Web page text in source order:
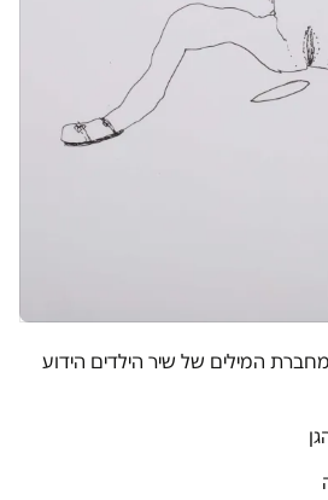
המילים של שיר הילדים הידוע